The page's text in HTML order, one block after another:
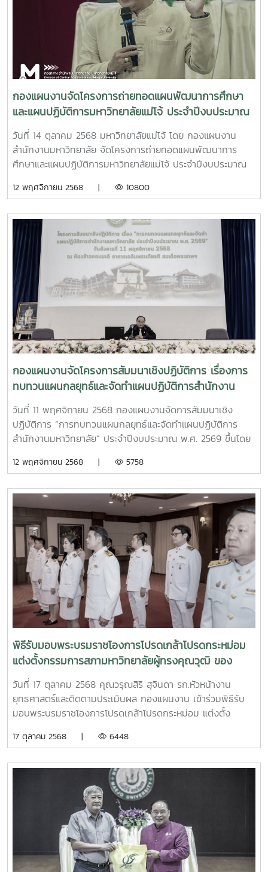
กองแผนงานจัดโครงการถ่ายทอดแผนพัฒนาการศึกษา
และแผนปฏิบัติการมหาวิทยาลัยแม่โจ้ ประจำปีงบประมาณ
2569 สู่การปฏิบัติ
วันที่ 14 ตุลาคม 2568 มหาวิทยาลัยแม่โจ้ โดย กองแผนงาน
สำนักงานมหาวิทยาลัย จัดโครงการถ่ายทอดแผนพัฒนาการ
ศึกษาและแผนปฏิบัติการมหาวิทยาลัยแม่โจ้ ประจำปีงบประมาณ
ดร.วีระพล ทองมา อธิการบดีมหาวิทยาลัยแม่โจ้ เป็นประธาน
และผู้ช่วยอธิการบดี ได้ร่วมนำเสนอแนวทางการขับเคลื่อนการ
ดำเนินงานในในความรับผิดชอบของผู้บริหาร ประจำ
ปีงบประมาณ พ.ศ. 2569 เพื่อให้ส่วนงานและหน่วยงานภายใน
มหาวิทยาลัย รับทราบทิศทางการพัฒนามหาวิทยาลัย แผนปฏิบัติ
การฯ รวมถึงการขับเคลื่อนการดำเนินงานในส่วนต่างๆ ให้บรรลุ
เป้าเหมายที่กำหนดไว้
12 พฤศจิกายน 2568 | 10800
กองแผนงานจัดโครงการสัมมนาเชิงปฏิบัติการ เรื่องการ
ทบทวนแผนกลยุทธ์และจัดทำแผนปฏิบัติการสำนักงาน
มหาวิทยาลัย ประจำปีงบประมาณ พ.ศ. 2569
วันที่ 11 พฤศจิกายน 2568 กองแผนงานจัดการสัมมนาเชิง
ปฏิบัติการ “การทบทวนแผนกลยุทธ์และจัดทำแผนปฏิบัติการ
สำนักงานมหาวิทยาลัย” ประจำปีงบประมาณ พ.ศ. 2569 ขึ้นโดย
มหาวิทยาลัยแม่โจ้ เป็นประธานเปิดการสัมมนา พร้อมมอบ
แผนปฏิบัติการมหาวิทยาลัย ประจำปีงบประมาณ พ.ศ. 2569 และ
ระดมความคิดเห็นในการทบทวนแผนกลยุทธ์และจัดทำแผนปฏิบัติ
การสำนักงานมหาวิทยาลัยให้สอดคล้องและสนับสนุนการดำเนิน
งานตามนโยบายและแผนของมหาวิทยาลัย ตามกระบวนการ
ประกันคุณภาพ ของเกณฑ์ EdPEx ทั้งนี้ มีคณะผู้บริหาร หัวหน้า
หน่วยงาน และบุคลกรที่เกี่ยวข้อง เข้าร่วม
12 พฤศจิกายน 2568 | 5758
พิธีรับมอบพระบรมราชโองการโปรดเกล้าโปรดกระหม่อม
แต่งตั้งกรรมการสภามหาวิทยาลัยผู้ทรงคุณวุฒิ ของ
มหาวิทยาลัยแม่โจ้
วันที่ 17 ตุลาคม 2568 คุณวรุณสิริ สุจินดา รก.หัวหน้างาน
ยุทธศาสตร์และติดตามประเมินผล กองแผนงาน เข้าร่วมพิธีรับ
มอบพระบรมราชโองการโปรดเกล้าโปรดกระหม่อม แต่งตั้ง
ในฐานะ กรรมการสภามหาวิทยาลัย จากผู้ปฏิบัติงานภายใน
สำนักงานมหาวิทยาลัย มหาวิทยาลัยแม่โจ้
17 ตุลาคม 2568 | 6448